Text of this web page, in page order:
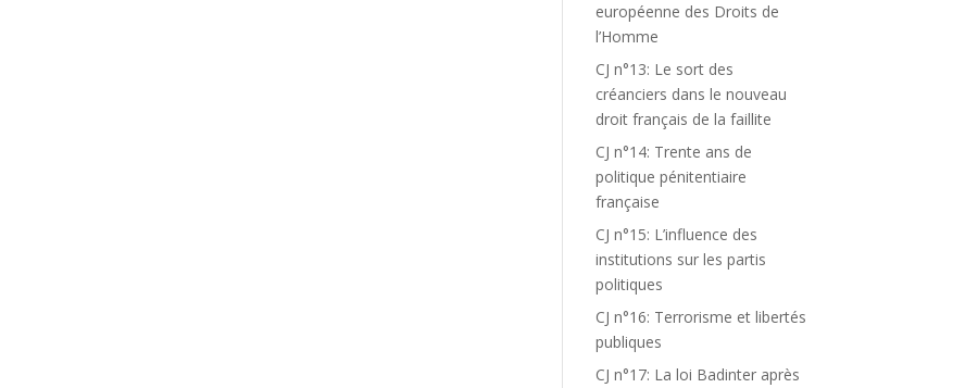
européenne des Droits de
l’Homme
CJ n°13: Le sort des
créanciers dans le nouveau
droit français de la faillite
CJ n°14: Trente ans de
politique pénitentiaire
française
CJ n°15: L’influence des
institutions sur les partis
politiques
CJ n°16: Terrorisme et libertés
publiques
CJ n°17: La loi Badinter après